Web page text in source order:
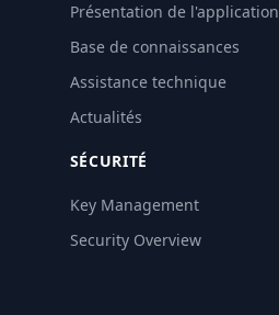
Présentation de l'application
Base de connaissances
Assistance technique
Actualités
SÉCURITÉ
Key Management
Security Overview